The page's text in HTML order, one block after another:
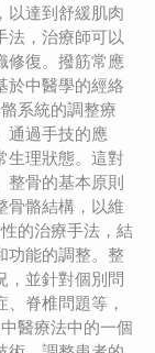
以達到舒緩肌肉
法，治療師可以
修復。撥筋常應
於中醫學的經絡
系統的調整療
通過手技的應
生理狀態。這對
整骨的基本原則
骨骼結構，以維
的治療手法，結
功能的調整。整
，並針對個別問
脊椎問題等，
醫療法中的一個